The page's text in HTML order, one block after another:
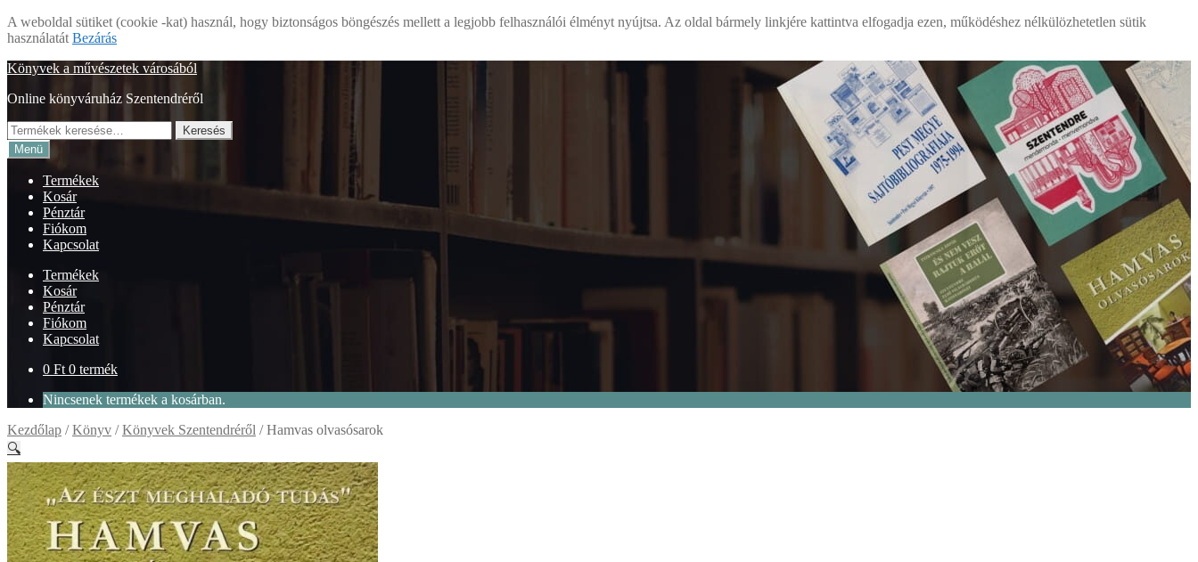
A weboldal sütiket (cookie -kat) használ, hogy biztonságos böngészés mellett a legjobb felhasználói élményt nyújtsa. Az oldal bármely linkjére kattintva elfogadja ezen, működéshez nélkülözhetetlen sütik
használatát Bezárás
Ugrás
navigációhoz
Kilépés
tartalomba
Könyvek a művészetek városából
Online könyváruház Szentendréről
Keresés
a
következőre:
Keresés
Menü
Termékek
Kosár
Pénztár
Fiókom
Kapcsolat
Termékek
Kosár
Pénztár
Fiókom
Kapcsolat
0 Ft 0 termék
Nincsenek termékek a kosárban.
Kezdőlap /Könyv /Könyvek Szentendréről /Hamvas olvasósarok
🔍